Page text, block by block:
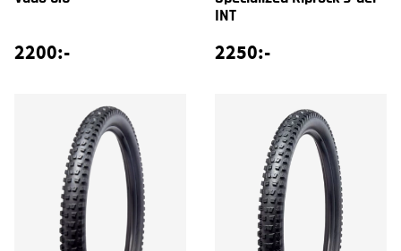
2200:-
INT
2250:-